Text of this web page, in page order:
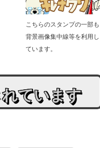
こちらのスタンプの一部も
背景画像集中線等を利用し
ています。
ています